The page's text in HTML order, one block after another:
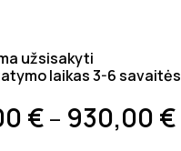
užsisakyti
laikas 3-6 savaitės
€ – 930,00 €